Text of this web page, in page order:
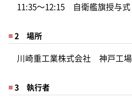
11:35～12:15 自衛艦旗授与式
2 場所
川崎重工業株式会社 神戸工場
3 執行者